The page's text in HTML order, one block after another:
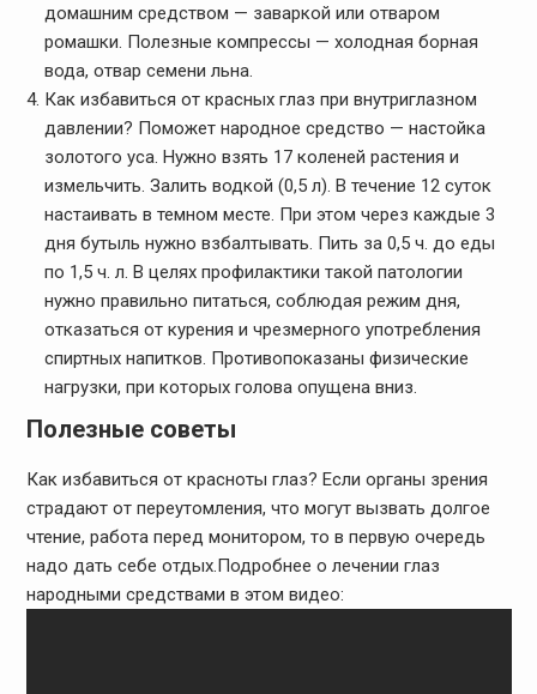
домашним средством — заваркой или отваром
ромашки. Полезные компрессы — холодная борная
вода, отвар семени льна.
Как избавиться от красных глаз при внутриглазном
давлении? Поможет народное средство — настойка
золотого уса. Нужно взять 17 коленей растения и
измельчить. Залить водкой (0,5 л). В течение 12 суток
настаивать в темном месте. При этом через каждые 3
дня бутыль нужно взбалтывать. Пить за 0,5 ч. до еды
по 1,5 ч. л. В целях профилактики такой патологии
нужно правильно питаться, соблюдая режим дня,
отказаться от курения и чрезмерного употребления
спиртных напитков. Противопоказаны физические
нагрузки, при которых голова опущена вниз.
Полезные советы
Как избавиться от красноты глаз? Если органы зрения
страдают от переутомления, что могут вызвать долгое
чтение, работа перед монитором, то в первую очередь
надо дать себе отдых.Подробнее о лечении глаз
народными средствами в этом видео: